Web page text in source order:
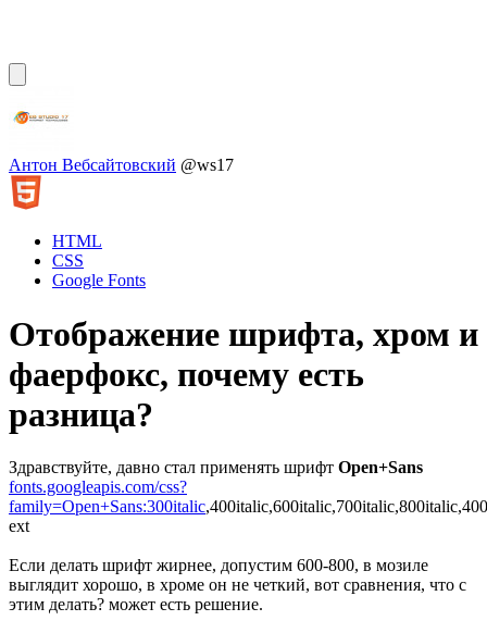
Антон Вебсайтовский @ws17
HTML
CSS
Google Fonts
Отображение шрифта, хром и
фаерфокс, почему есть
разница?
Здравствуйте, давно стал применять шрифт Open+Sans
fonts.googleapis.com/css?
family=Open+Sans:300italic
ext
Если делать шрифт жирнее, допустим 600-800, в мозиле
выглядит хорошо, в хроме он не четкий, вот сравнения, что с
этим делать? может есть решение.